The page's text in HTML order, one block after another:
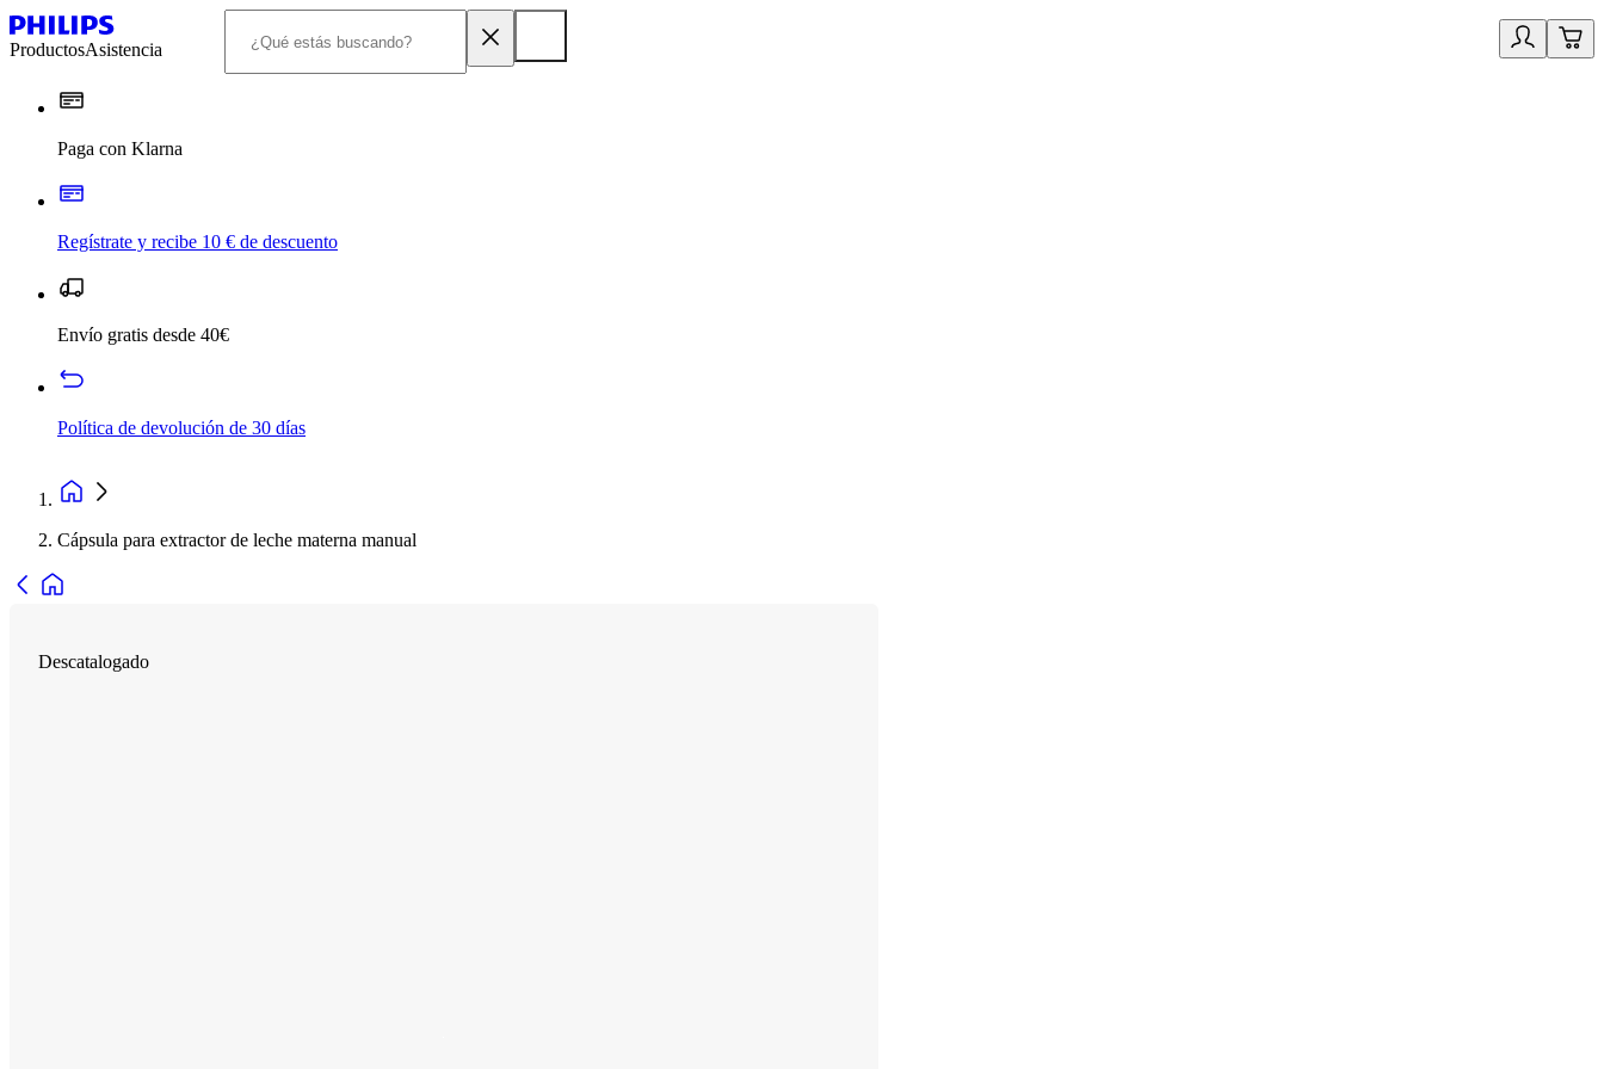
ProductosAsistencia
Paga con Klarna
Regístrate y recibe 10 € de descuento
Envío gratis desde 40€
Política de devolución de 30 días
Cápsula para extractor de leche materna manual
Descatalogado